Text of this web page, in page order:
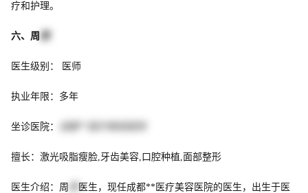
疗和护理。
六、周
医生级别： 医师
执业年限：多年
坐诊医院：
擅长：激光吸脂瘦脸,牙齿美容,口腔种植,面部整形
医生介绍：周
医生，现任成都**医疗美容医院的医生，出生于医